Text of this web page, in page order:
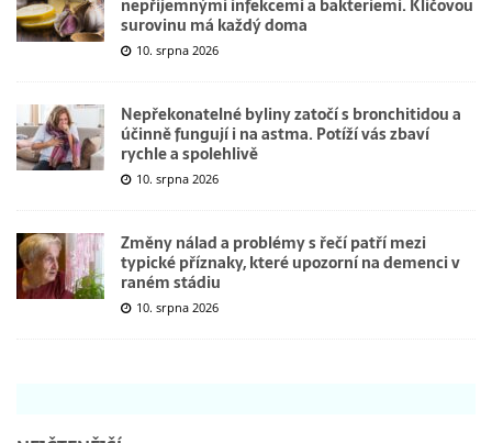
nepříjemnými infekcemi a bakteriemi. Klíčovou
surovinu má každý doma
10. srpna 2026
Nepřekonatelné byliny zatočí s bronchitidou a
účinně fungují i na astma. Potíží vás zbaví
rychle a spolehlivě
10. srpna 2026
Změny nálad a problémy s řečí patří mezi
typické příznaky, které upozorní na demenci v
raném stádiu
10. srpna 2026